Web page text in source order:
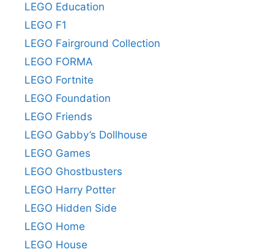
LEGO Education
LEGO F1
LEGO Fairground Collection
LEGO FORMA
LEGO Fortnite
LEGO Foundation
LEGO Friends
LEGO Gabby’s Dollhouse
LEGO Games
LEGO Ghostbusters
LEGO Harry Potter
LEGO Hidden Side
LEGO Home
LEGO House